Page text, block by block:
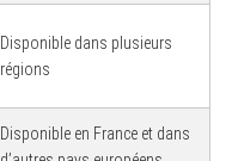
Disponible dans plusieurs
régions
Disponible en France et dans